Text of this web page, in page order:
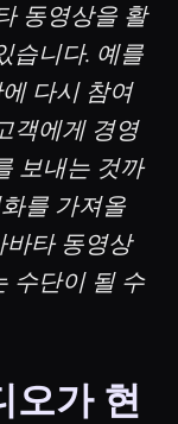
동영상을 활
습니다. 예를
다시 참여
객에게 경영
보내는 것까
를 가져올
바타 동영상
수단이 될 수
오가 현